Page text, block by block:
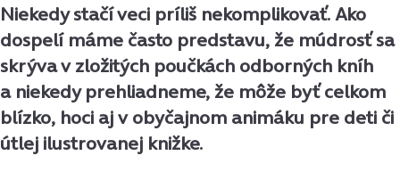
Niekedy stačí veci príliš nekomplikovať. Ako
dospelí máme často predstavu, že múdrosť sa
skrýva v zložitých poučkách odborných kníh
a niekedy prehliadneme, že môže byť celkom
blízko, hoci aj v obyčajnom animáku pre deti či
útlej ilustrovanej knižke.